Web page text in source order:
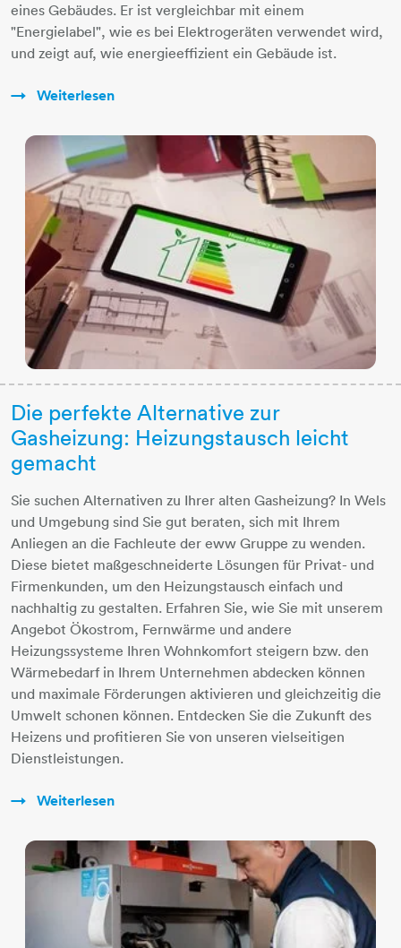
eines Gebäudes. Er ist vergleichbar mit einem
"Energielabel", wie es bei Elektrogeräten verwendet wird,
und zeigt auf, wie energieeffizient ein Gebäude ist.
Weiterlesen
Die perfekte Alternative zur
Gasheizung: Heizungstausch leicht
gemacht
Sie suchen Alternativen zu Ihrer alten Gasheizung? In Wels
und Umgebung sind Sie gut beraten, sich mit Ihrem
Anliegen an die Fachleute der eww Gruppe zu wenden.
Diese bietet maßgeschneiderte Lösungen für Privat- und
Firmenkunden, um den Heizungstausch einfach und
nachhaltig zu gestalten. Erfahren Sie, wie Sie mit unserem
Angebot Ökostrom, Fernwärme und andere
Heizungssysteme Ihren Wohnkomfort steigern bzw. den
Wärmebedarf in Ihrem Unternehmen abdecken können
und maximale Förderungen aktivieren und gleichzeitig die
Umwelt schonen können. Entdecken Sie die Zukunft des
Heizens und profitieren Sie von unseren vielseitigen
Dienstleistungen.
Weiterlesen